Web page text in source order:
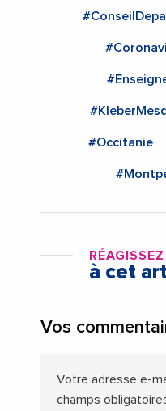
#Occitanie
RÉAGISSEZ
à cet
Vos
Votre adresse e-
champs